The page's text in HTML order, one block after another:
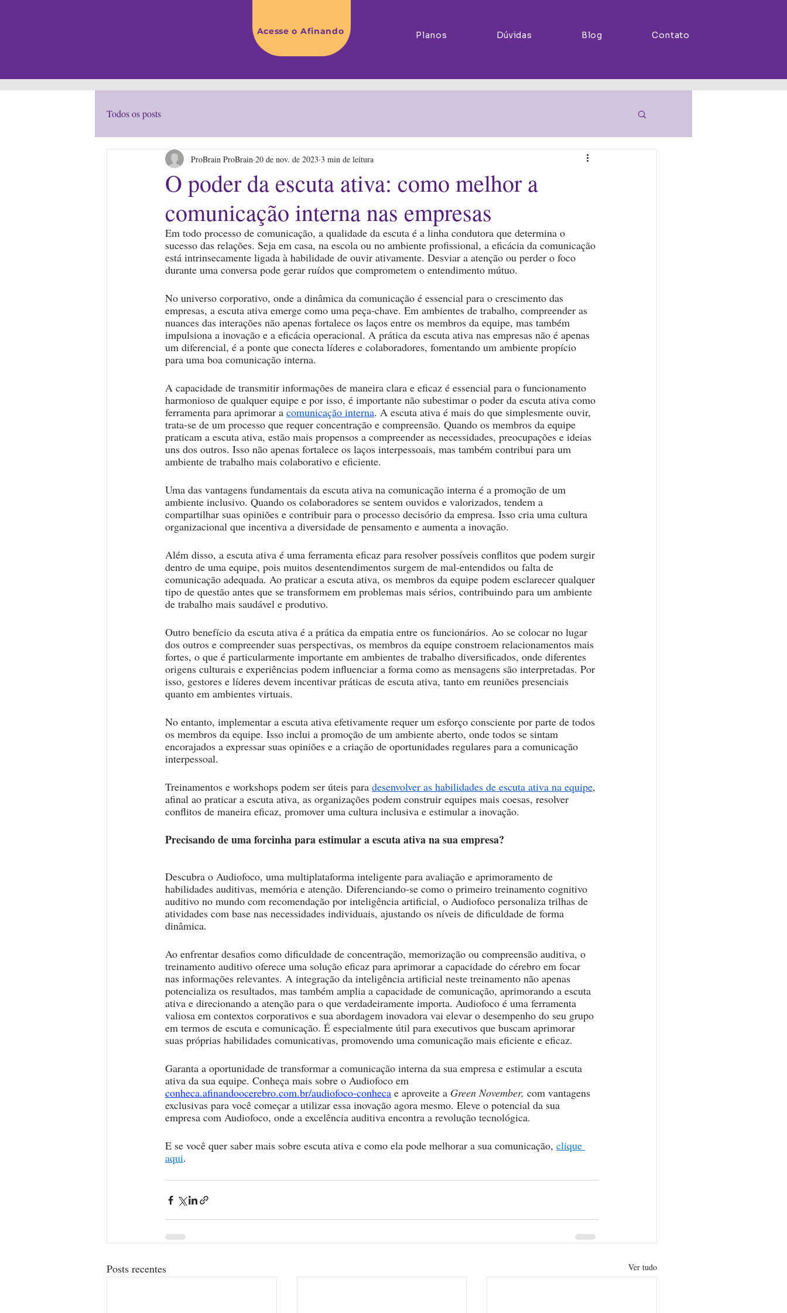
Acesse o Afinando Planos Dúvidas Blog Contato
Todos os posts
O poder da escuta ativa: como melhor a
comunicação interna nas empresas
ProBrain ProBrain 20 de nov. de 2023 3 min de leitura
Em todo processo de comunicação, a qualidade da escuta é a linha condutora que determina o
sucesso das relações. Seja em casa, na escola ou no ambiente profissional, a eficácia da comunicação
está intrinsecamente ligada à habilidade de ouvir ativamente. Desviar a atenção ou perder o foco
durante uma conversa pode gerar ruídos que comprometem o entendimento mútuo.
No universo corporativo, onde a dinâmica da comunicação é essencial para o crescimento das
empresas, a escuta ativa emerge como uma peça-chave. Em ambientes de trabalho, compreender as
nuances das interações não apenas fortalece os laços entre os membros da equipe, mas também
impulsiona a inovação e a eficácia operacional. A prática da escuta ativa nas empresas não é apenas
um diferencial, é a ponte que conecta líderes e colaboradores, fomentando um ambiente propício
para uma boa comunicação interna.
A capacidade de transmitir informações de maneira clara e eficaz é essencial para o funcionamento
harmonioso de qualquer equipe e por isso, é importante não subestimar o poder da escuta ativa como
ferramenta para aprimorar a comunicação interna. A escuta ativa é mais do que simplesmente ouvir,
trata-se de um processo que requer concentração e compreensão. Quando os membros da equipe
praticam a escuta ativa, estão mais propensos a compreender as necessidades, preocupações e ideias
uns dos outros. Isso não apenas fortalece os laços interpessoais, mas também contribui para um
ambiente de trabalho mais colaborativo e eficiente.
Uma das vantagens fundamentais da escuta ativa na comunicação interna é a promoção de um
ambiente inclusivo. Quando os colaboradores se sentem ouvidos e valorizados, tendem a
compartilhar suas opiniões e contribuir para o processo decisório da empresa. Isso cria uma cultura
organizacional que incentiva a diversidade de pensamento e aumenta a inovação.
Além disso, a escuta ativa é uma ferramenta eficaz para resolver possíveis conflitos que podem surgir
dentro de uma equipe, pois muitos desentendimentos surgem de mal-entendidos ou falta de
comunicação adequada. Ao praticar a escuta ativa, os membros da equipe podem esclarecer qualquer
tipo de questão antes que se transformem em problemas mais sérios, contribuindo para um ambiente
de trabalho mais saudável e produtivo.
Outro benefício da escuta ativa é a prática da empatia entre os funcionários. Ao se colocar no lugar
dos outros e compreender suas perspectivas, os membros da equipe constroem relacionamentos mais
fortes, o que é particularmente importante em ambientes de trabalho diversificados, onde diferentes
origens culturais e experiências podem influenciar a forma como as mensagens são interpretadas. Por
isso, gestores e líderes devem incentivar práticas de escuta ativa, tanto em reuniões presenciais
quanto em ambientes virtuais.
No entanto, implementar a escuta ativa efetivamente requer um esforço consciente por parte de todos
os membros da equipe. Isso inclui a promoção de um ambiente aberto, onde todos se sintam
encorajados a expressar suas opiniões e a criação de oportunidades regulares para a comunicação
interpessoal.
Treinamentos e workshops podem ser úteis para desenvolver as habilidades de escuta ativa na equipe,
afinal ao praticar a escuta ativa, as organizações podem construir equipes mais coesas, resolver
conflitos de maneira eficaz, promover uma cultura inclusiva e estimular a inovação.
Precisando de uma forcinha para estimular a escuta ativa na sua empresa?
Descubra o Audiofoco, uma multiplataforma inteligente para avaliação e aprimoramento de
habilidades auditivas, memória e atenção. Diferenciando-se como o primeiro treinamento cognitivo
auditivo no mundo com recomendação por inteligência artificial, o Audiofoco personaliza trilhas de
atividades com base nas necessidades individuais, ajustando os níveis de dificuldade de forma
dinâmica.
Ao enfrentar desafios como dificuldade de concentração, memorização ou compreensão auditiva, o
treinamento auditivo oferece uma solução eficaz para aprimorar a capacidade do cérebro em focar
nas informações relevantes. A integração da inteligência artificial neste treinamento não apenas
potencializa os resultados, mas também amplia a capacidade de comunicação, aprimorando a escuta
ativa e direcionando a atenção para o que verdadeiramente importa. Audiofoco é uma ferramenta
valiosa em contextos corporativos e sua abordagem inovadora vai elevar o desempenho do seu grupo
em termos de escuta e comunicação. É especialmente útil para executivos que buscam aprimorar
suas próprias habilidades comunicativas, promovendo uma comunicação mais eficiente e eficaz.
Garanta a oportunidade de transformar a comunicação interna da sua empresa e estimular a escuta
ativa da sua equipe. Conheça mais sobre o Audiofoco em
conheca.afinandoocerebro.com.br/audiofoco-conheca e aproveite a Green November, com vantagens
exclusivas para você começar a utilizar essa inovação agora mesmo. Eleve o potencial da sua
empresa com Audiofoco, onde a excelência auditiva encontra a revolução tecnológica.
E se você quer saber mais sobre escuta ativa e como ela pode melhorar a sua comunicação, clique
aqui.
Posts recentes Ver tudo